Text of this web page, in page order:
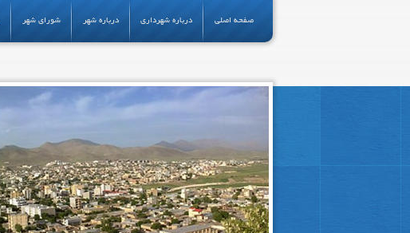
صفحه اصلی درباره شهرداری درباره شهر شورای شهر